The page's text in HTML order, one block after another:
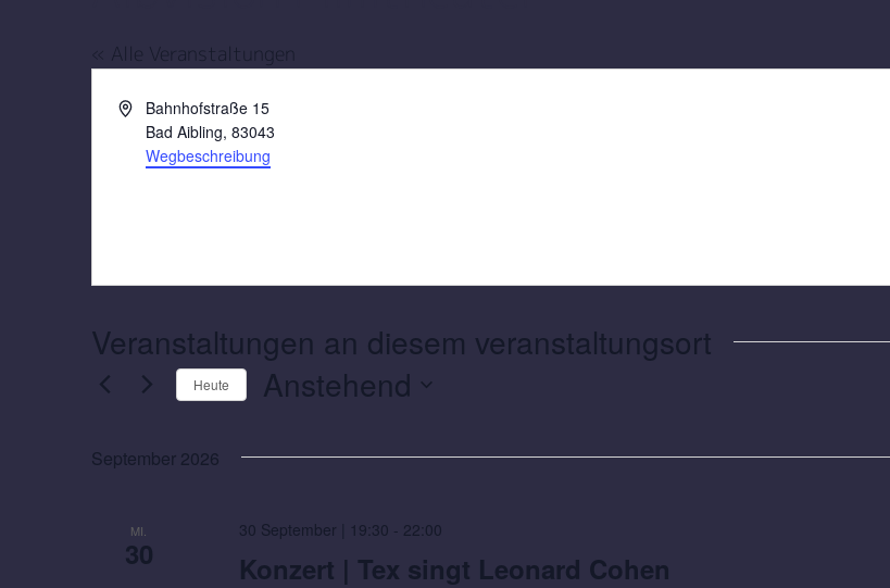
« Alle Veranstaltungen
AdresseBahnhofstraße 15
Bad Aibling, 83043
Wegbeschreibung
Veranstaltungen an diesem veranstaltungsort
Heute Anstehend
September 2026
MI.
30 Konzert | Tex singt Leonard Cohen
30 September | 19:30 - 22:00